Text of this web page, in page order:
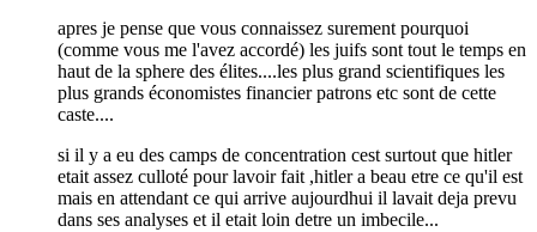
apres je pense que vous connaissez surement pourquoi
(comme vous me l'avez accordé) les juifs sont tout le temps en
haut de la sphere des élites....les plus grand scientifiques les
plus grands économistes financier patrons etc sont de cette
caste....
si il y a eu des camps de concentration cest surtout que hitler
etait assez culloté pour lavoir fait ,hitler a beau etre ce qu'il est
mais en attendant ce qui arrive aujourdhui il lavait deja prevu
dans ses analyses et il etait loin detre un imbecile...